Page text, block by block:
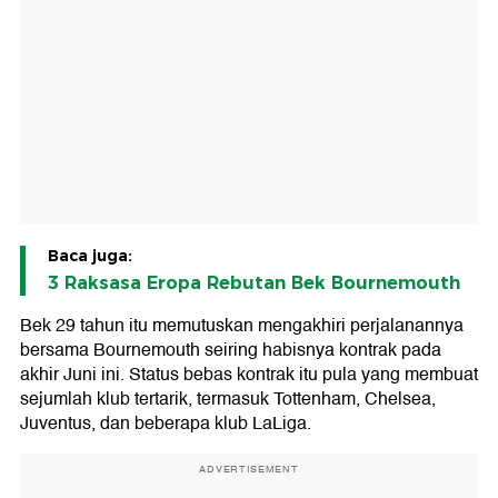
Baca juga:
3 Raksasa Eropa Rebutan Bek Bournemouth
Bek 29 tahun itu memutuskan mengakhiri perjalanannya
bersama Bournemouth seiring habisnya kontrak pada
akhir Juni ini. Status bebas kontrak itu pula yang membuat
sejumlah klub tertarik, termasuk Tottenham, Chelsea,
Juventus, dan beberapa klub LaLiga.
ADVERTISEMENT